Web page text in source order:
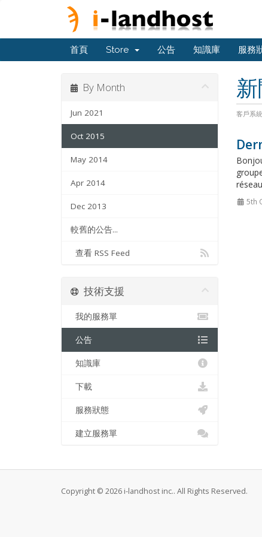
首頁 Store 公告 知識庫 服務
客戶系統
By Month
Jun 2021
Oct 2015
May 2014
Apr 2014
Dec 2013
較舊的公告...
查看 RSS Feed
5th
技術支援
我的服務單
公告
知識庫
下載
服務狀態
建立服務單
Copyright © 2026 i-landhost inc.. All Rights Reserved.